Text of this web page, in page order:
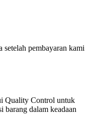
pembayaran kami
Quality Control untuk
barang dalam keadaan